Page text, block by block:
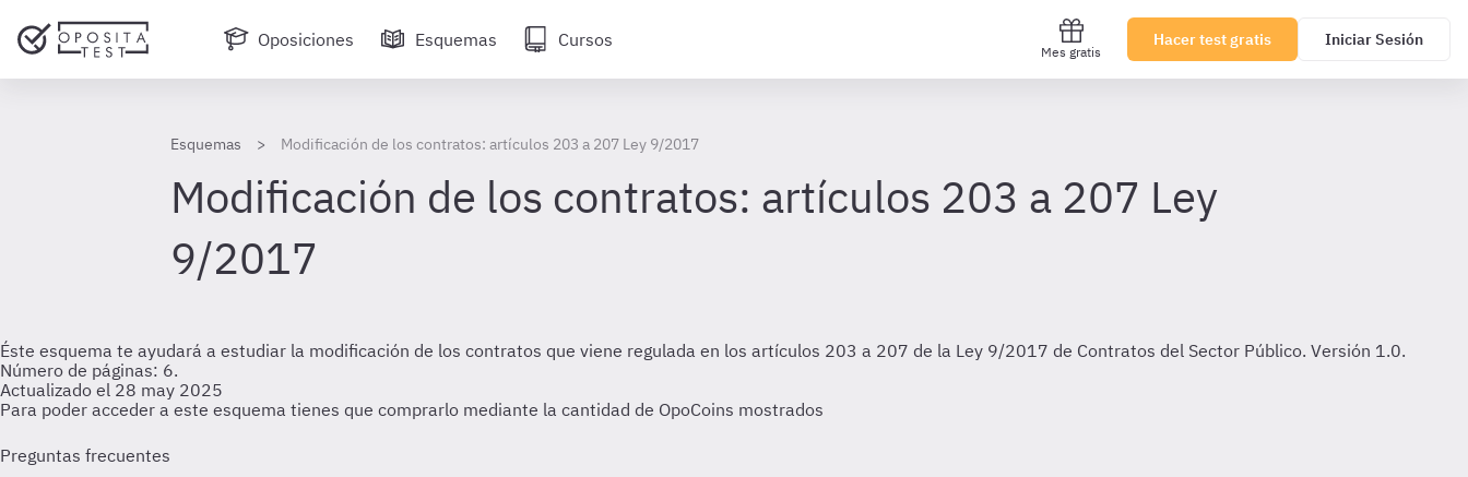
Oposiciones Esquemas Cursos
Mes gratis
Hacer test gratis Iniciar Sesión
Esquemas Modificación de los contratos: artículos 203 a 207 Ley 9/2017
Modificación de los contratos: artículos 203 a 207 Ley
9/2017
Éste esquema te ayudará a estudiar la modificación de los contratos que viene regulada en los artículos 203 a 207 de la Ley 9/2017 de Contratos del Sector Público. Versión 1.0.
Número de páginas: 6.
Actualizado el 28 may 2025
Para poder acceder a este esquema tienes que comprarlo mediante la cantidad de OpoCoins mostrados
Preguntas frecuentes